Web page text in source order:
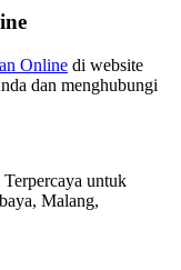
Online di website
dan menghubungi
untuk
Malang,